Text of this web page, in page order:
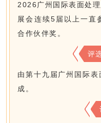
2026广州国际表面处
展会连续5届以上一直
合作伙伴奖。
评
由第十九届广州国际
成。